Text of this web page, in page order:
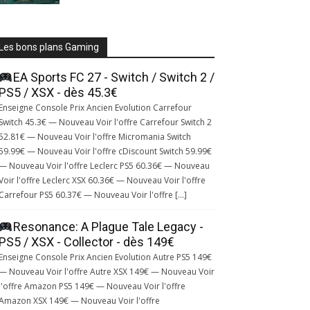
bons plans Gaming
EA Sports FC 27 - Switch / Switch 2 /
/ XSX - dès 45.3€
Console Prix Ancien Evolution Carrefour
45.3€ — Nouveau Voir l'offre Carrefour Switch 2
— Nouveau Voir l'offre Micromania Switch
— Nouveau Voir l'offre cDiscount Switch 59.99€
Nouveau Voir l'offre Leclerc PS5 60.36€ — Nouveau
l'offre Leclerc XSX 60.36€ — Nouveau Voir l'offre
PS5 60.37€ — Nouveau Voir l'offre […]
Resonance: A Plague Tale Legacy -
/ XSX - Collector - dès 149€
Console Prix Ancien Evolution Autre PS5 149€
Nouveau Voir l'offre Autre XSX 149€ — Nouveau Voir
Amazon PS5 149€ — Nouveau Voir l'offre
XSX 149€ — Nouveau Voir l'offre